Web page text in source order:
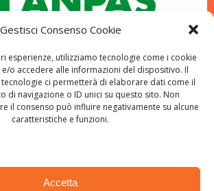
Gestisci Consenso Cookie
esperienze, utilizziamo tecnologie come i cookie
o accedere alle informazioni del dispositivo. Il
ci permetterà di elaborare dati come il
di navigazione o ID unici su questo sito. Non
il consenso può influire negativamente su alcune
caratteristiche e funzioni.
Accetta